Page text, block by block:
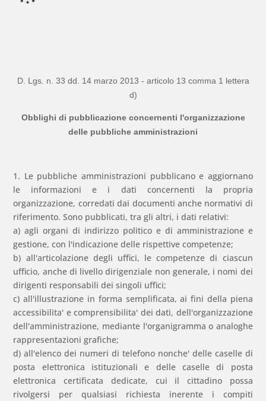
D. Lgs. n. 33 dd. 14 marzo 2013 - articolo13 comma 1 lettera
d)
Obblighi di pubblicazione concernenti l'organizzazione
delle pubbliche amministrazioni
1. Le pubbliche amministrazioni pubblicano e aggiornano
le informazioni e i dati concernenti la propria
organizzazione, corredati dai documenti anche normativi di
riferimento. Sono pubblicati, tra gli altri, i dati relativi:
a) agli organi di indirizzo politico e di amministrazione e
gestione, con l'indicazione delle rispettive competenze;
b) all'articolazione degli uffici, le competenze di ciascun
ufficio, anche di livello dirigenziale non generale, i nomi dei
dirigenti responsabili dei singoli uffici;
c) all'illustrazione in forma semplificata, ai fini della piena
accessibilita' e comprensibilita' dei dati, dell'organizzazione
dell'amministrazione, mediante l'organigramma o analoghe
rappresentazioni grafiche;
d) all'elenco dei numeri di telefono nonche' delle caselle di
posta elettronica istituzionali e delle caselle di posta
elettronica certificata dedicate, cui il cittadino possa
rivolgersi per qualsiasi richiesta inerente i compiti